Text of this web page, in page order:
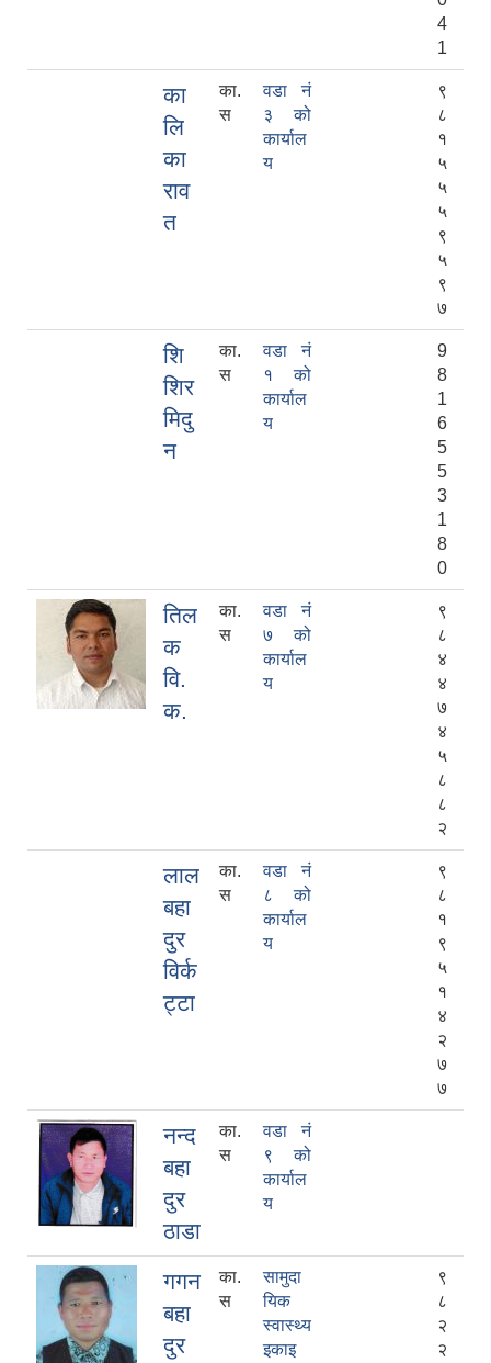
4
1
का
लि
का
राव
त
का.
स
वडा नं
३ को
कार्याल
य
९
८
१
५
५
५
९
५
९
७
शि
शिर
मिदु
न
का.
स
वडा नं
१ को
कार्याल
य
9
8
1
6
5
5
3
1
8
0
तिल
क
वि.
क.
का.
स
वडा नं
७ को
कार्याल
य
९
८
४
४
७
४
५
८
८
२
लाल
बहा
दुर
विर्क
ट्टा
का.
स
वडा नं
८ को
कार्याल
य
९
८
१
९
५
१
४
२
७
७
नन्द
बहा
दुर
ठाडा
का.
स
वडा नं
९ को
कार्याल
य
गगन
बहा
दुर
का.
स
सामुदा
यिक
स्वास्थ्य
इकाइ
९
८
२
२